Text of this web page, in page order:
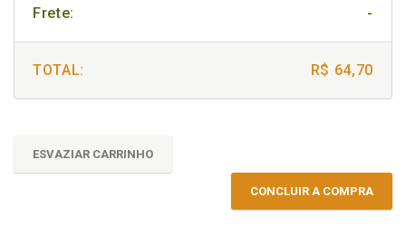
Frete: -
TOTAL: R$ 64,70
ESVAZIAR CARRINHO
CONCLUIR A COMPRA